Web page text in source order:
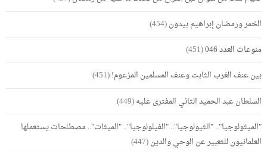
الخمر ورمضان إبراهيم بيدون(454)
منوعات العدد 046
(451)
بين عنف الغرب الثابت وعنف المسلمين المزعوم!(451)
السلطان عبد الحميد الثاني المفترى عليه(449)
"الميثولوجيا".. "الثيولوجيا".. "الفيلولوجيا".. "الميثات".. مصطلحات يستعملها
العلمانيون للتعبير عن الوحي والدين(447)